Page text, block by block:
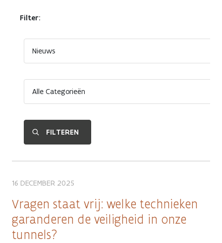
Filter:
16 DECEMBER 2025
Vragen staat vrij: welke technieken
garanderen de veiligheid in onze
tunnels?